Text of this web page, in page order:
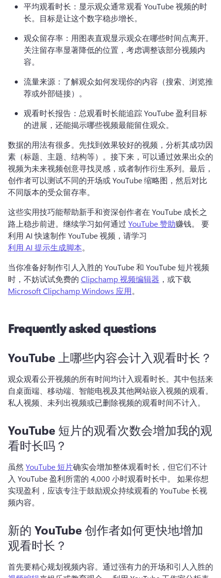
平均观看时长：显示观众通常观看 YouTube 视频的时
长。 目标是让这个数字稳步增长。
观众留存率：用图表直观显示观众在哪些时间点离开。
关注留存率显著降低的位置，考虑调整该部分视频内
容。
流量来源：了解观众如何发现你的内容（搜索、浏览推
荐或外部链接）。
观看时长报告：总观看时长能追踪 YouTube 盈利目标
的进展，还能揭示哪些视频最能留住观众。
数据的用法有很多。 先找到效果较好的视频，分析其成功因
素（标题、主题、结构等）。 接下来，可以通过效果出众的
视频为未来视频创意寻找灵感，或者制作衍生系列。 最后，
创作者可以测试不同的开场或 YouTube 缩略图，然后对比
不同版本的受众留存率。
这些实用技巧能帮助新手和资深创作者在 YouTube 成长之
路上稳步前进。 继续学习如何通过 YouTube 赞助赚钱。 要
利用 AI 快速制作 YouTube 视频，请学习
利用 AI 提示生成脚本。
当你准备好制作引人入胜的 YouTube 和 YouTube 短片视频
时，不妨试试免费的 Clipchamp 视频编辑器 ，或下载
Microsoft Clipchamp Windows 应用。
Frequently asked questions
YouTube 上哪些内容会计入观看时长？
观众观看公开视频的所有时间均计入观看时长。 其中包括来
自桌面端、移动端、智能电视及其他网站嵌入视频的观看。
私人视频、未列出视频或已删除视频的观看时间不计入。
YouTube 短片的观看次数会增加我的观
看时长吗？
虽然 YouTube 短片确实会增加整体观看时长，但它们不计
入 YouTube 盈利所需的 4,000 小时观看时长中。 如果你想
实现盈利，应该专注于鼓励观众持续观看的 YouTube 长视
频内容。
新的 YouTube 创作者如何更快地增加
观看时长？
首先要精心规划视频内容。